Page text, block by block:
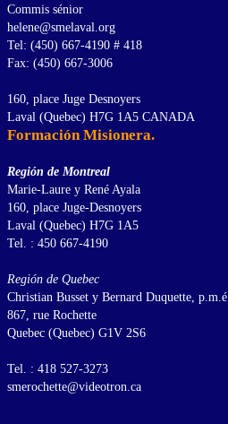
Commis sénior
helene@smelaval.org
Tel: (450) 667-4190 # 418
Fax: (450) 667-3006
160, place Juge Desnoyers
Laval (Quebec) H7G 1A5 CANADA
Formación Misionera.
Región de Montreal
Marie-Laure y René Ayala
160, place Juge-Desnoyers
Laval (Quebec) H7G 1A5
Tel. : 450 667-4190
Región de Quebec
Christian Busset y Bernard Duquette, p.m.é.
867, rue Rochette
Quebec (Quebec) G1V 2S6
Tel. : 418 527-3273
smerochette@videotron.ca